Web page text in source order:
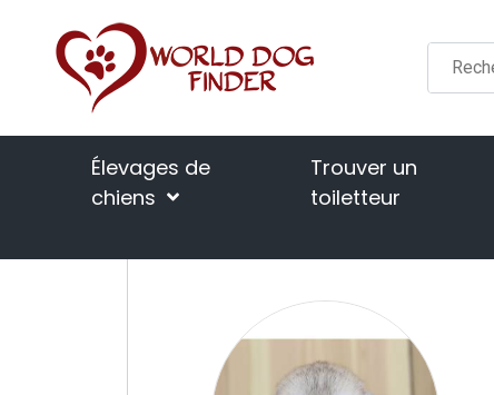
Élevages de
chiens
Trouver un
toiletteur